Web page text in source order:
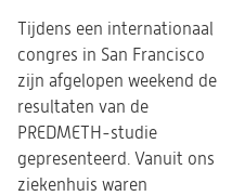
een
tab)
Tijdens een internationaal
congres in San Francisco
zijn afgelopen weekend de
resultaten van de
PREDMETH-studie
gepresenteerd. Vanuit ons
ziekenhuis waren